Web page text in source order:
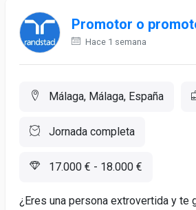
Promotor o
Hace 1 semana
Málaga, Málaga, España
Jornada completa
17.000 € - 18.000 €
¿Eres una persona extrovertida y te